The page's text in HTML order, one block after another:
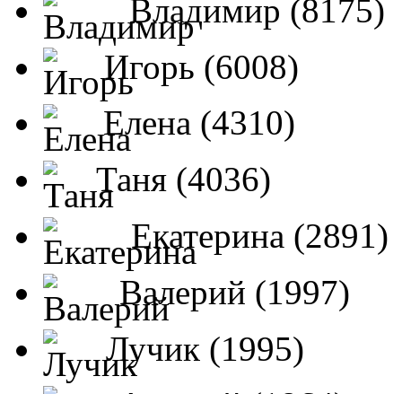
Владимир (8175)
Игорь (6008)
Елена (4310)
Таня (4036)
Екатерина (2891)
Валерий (1997)
Лучик (1995)